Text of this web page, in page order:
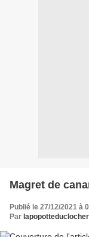
Magret de
Publié le 27/12/2021 à
Par lapopotteduclocher